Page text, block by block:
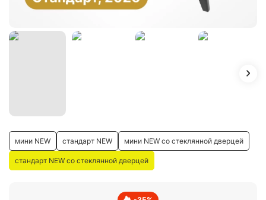
мини NEW стандарт NEW мини NEW со стеклянной дверцей
стандарт NEW со стеклянной дверцей